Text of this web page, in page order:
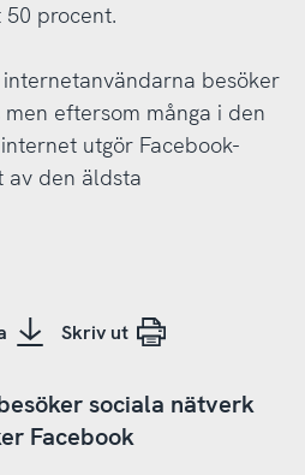
50 procent.
besöker
eftersom många i den
utgör Facebook-
av den äldsta
Skriv ut
sociala nätverk
Facebook